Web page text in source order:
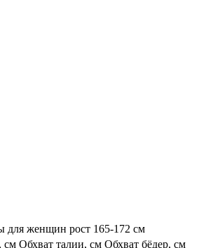
для женщин рост 165-172 см
см Обхват талии, см Обхват бёдер, см